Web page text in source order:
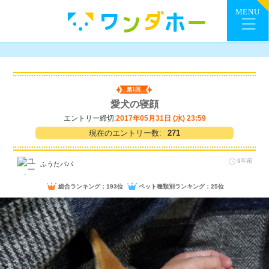
第1回
愛犬の寝顔
エントリー締切:2017年05月31日 (水) 23:59
現在のエントリー数: 271
ふうたパパ 9年前
総合ランキング：193位 ペット種類別ランキング：25位